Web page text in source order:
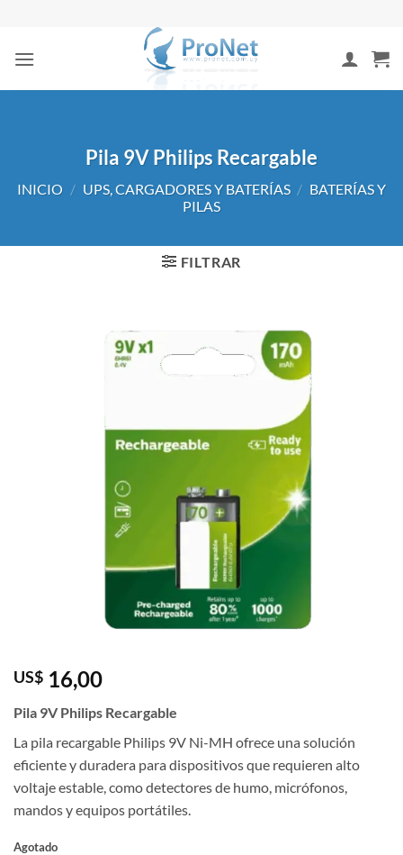
contenido
Pila 9V Philips Recargable
INICIO / UPS, CARGADORES Y BATERÍAS / BATERÍAS Y
PILAS
FILTRAR
US$ 16,00
Pila 9V Philips Recargable
La pila recargable Philips 9V Ni-MH ofrece una solución
eficiente y duradera para dispositivos que requieren alto
voltaje estable, como detectores de humo, micrófonos,
mandos y equipos portátiles.
Agotado